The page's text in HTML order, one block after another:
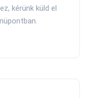
kérünk küld el